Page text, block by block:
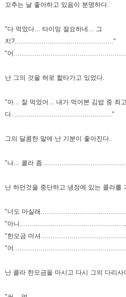
꼬추는 날 좋아하고 있음이 분명하다.
"다 먹었다... 타이밍 절묘하네... 그
치?..................................................."
"어
난 그의 것을 혀로 핥타가고 있었다.
"아... 잘 먹었어... 내가 먹어본 김밥 중 최
다...................................................."
그의 달콤한 말에 난 기분이 좋아진다.
"나... 콜라 좀
난 하던것을 중단하고 냉장에 있는 콜라를
"너도 마실래
"아니
"한모금 마셔
"어
난 콜라 한모금을 마시고 다시 그의 다리사